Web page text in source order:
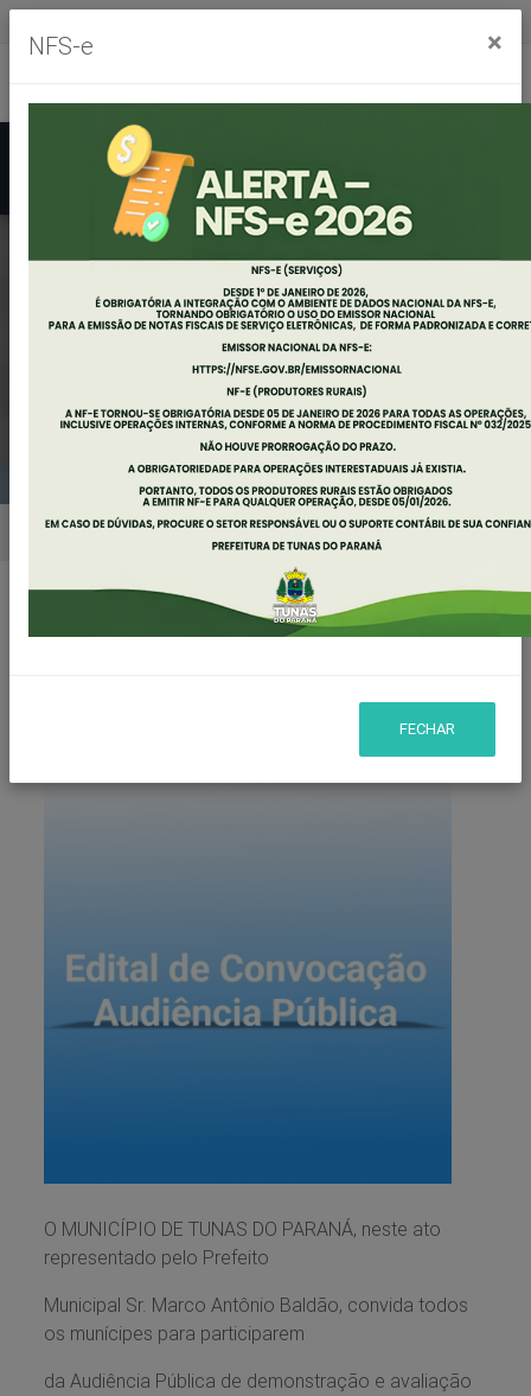
EDITAL DE
CONVOCAÇÃO
AUDIÊNCIA PÚBLICA
Home Notícias
O MUNICÍPIO DE TUNAS DO PARANÁ, neste ato
representado pelo Prefeito
Municipal Sr. Marco Antônio Baldão, convida todos
os munícipes para participarem
da Audiência Pública de demonstração e avaliação
NFS-e ×
FECHAR